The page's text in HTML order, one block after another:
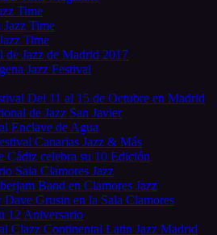
Time
Time
Time
de Jazz de Madrid 2017
Jazz Festival
Del 11 al 15 de Octubre en Madrid
de Jazz San Javier
Enclave de Agua
Canarias Jazz & Más
Cádiz celebra su 10 Edición
Sala Clamores Jazz
Band en Clamores Jazz
Grusin en la Sala Clamores
12 Aniversario
Clazz Continental Latin Jazz Madrid